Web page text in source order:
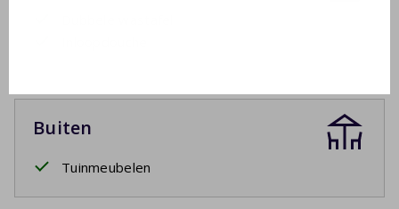
Buiten
Tuinmeubelen